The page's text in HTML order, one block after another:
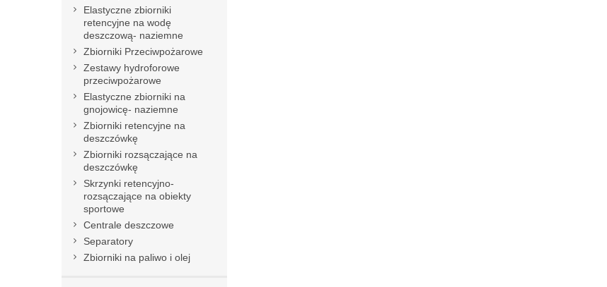
Elastyczne zbiorniki
retencyjne na wodę
deszczową- naziemne
Zbiorniki Przeciwpożarowe
Zestawy hydroforowe
przeciwpożarowe
Elastyczne zbiorniki na
gnojowicę- naziemne
Zbiorniki retencyjne na
deszczówkę
Zbiorniki rozsączające na
deszczówkę
Skrzynki retencyjno-
rozsączające na obiekty
sportowe
Centrale deszczowe
Separatory
Zbiorniki na paliwo i olej